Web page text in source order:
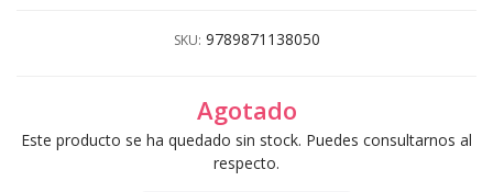
SKU: 9789871138050
Agotado
Este producto se ha quedado sin stock. Puedes consultarnos al
respecto.